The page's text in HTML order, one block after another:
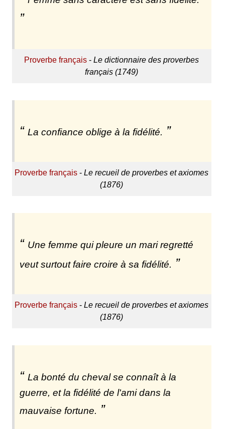
Proverbe français -Le dictionnaire des proverbes
français (1749)
La confiance oblige à la fidélité.
Proverbe français -Le recueil de proverbes et axiomes
(1876)
Une femme qui pleure un mari regretté
veut surtout faire croire à sa fidélité.
Proverbe français -Le recueil de proverbes et axiomes
(1876)
La bonté du cheval se connaît à la
guerre, et la fidélité de l'ami dans la
mauvaise fortune.